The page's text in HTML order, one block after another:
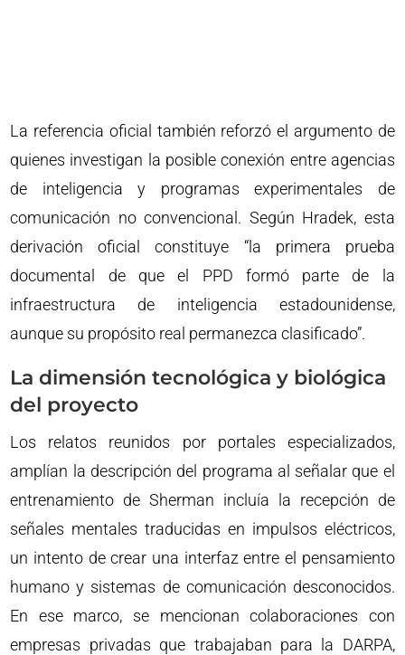
La referencia oficial también reforzó el argumento de
quienes investigan la posible conexión entre agencias
de inteligencia y programas experimentales de
comunicación no convencional. Según Hradek, esta
derivación oficial constituye “la primera prueba
documental de que el PPD formó parte de la
infraestructura de inteligencia estadounidense,
aunque su propósito real permanezca clasificado”.
La dimensión tecnológica y biológica
del proyecto
Los relatos reunidos por portales especializados,
amplían la descripción del programa al señalar que el
entrenamiento de Sherman incluía la recepción de
señales mentales traducidas en impulsos eléctricos,
un intento de crear una interfaz entre el pensamiento
humano y sistemas de comunicación desconocidos.
En ese marco, se mencionan colaboraciones con
empresas privadas que trabajaban para la DARPA,